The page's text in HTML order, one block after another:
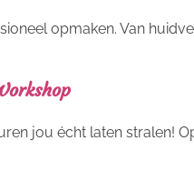
opmaken. Van
jou écht laten stralen!